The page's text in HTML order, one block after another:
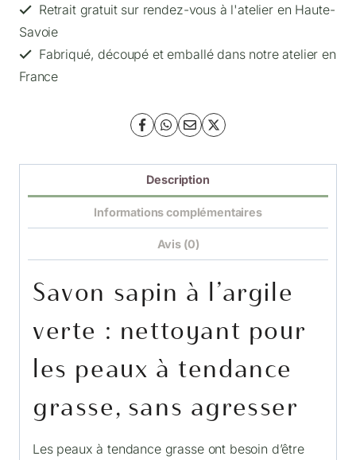
Retrait gratuit sur rendez-vous à l'atelier en Haute-
Savoie
Fabriqué, découpé et emballé dans notre atelier en
France
Description
Informations complémentaires
Avis (0)
Savon sapin à l’argile
verte : nettoyant pour
les peaux à tendance
grasse, sans agresser
Les peaux à tendance grasse ont besoin d’être